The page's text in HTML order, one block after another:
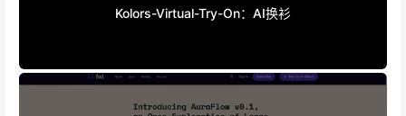
Kolors-Virtual-Try-On：AI换衫